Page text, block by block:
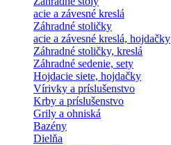
acie a závesné kreslá
Záhradné stoličky
acie a závesné kreslá, hojdačky
Záhradné stoličky, kreslá
Záhradné sedenie, sety
Hojdacie siete, hojdačky
Vírivky a príslušenstvo
Krby a príslušenstvo
Grily a ohniská
Bazény
Dielňa